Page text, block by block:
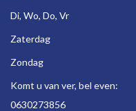
Di, Wo, Do, Vr
Zaterdag
Zondag
Komt u van ver, bel even:
0630273856